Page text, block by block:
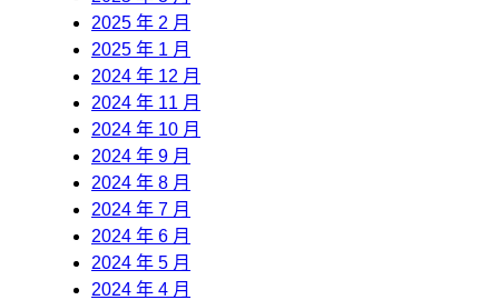
2025 年 2 月
2025 年 1 月
2024 年 12 月
2024 年 11 月
2024 年 10 月
2024 年 9 月
2024 年 8 月
2024 年 7 月
2024 年 6 月
2024 年 5 月
2024 年 4 月